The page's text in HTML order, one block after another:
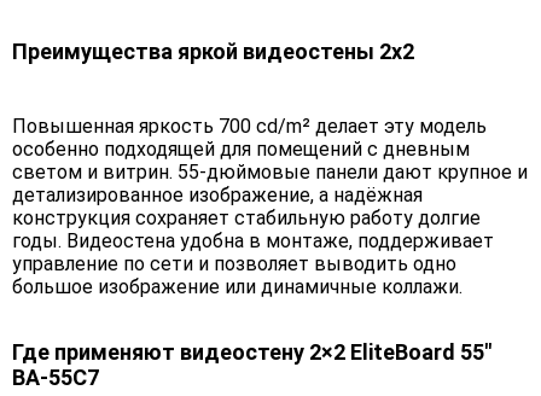
Преимущества яркой видеостены 2х2
Повышенная яркость 700 cd/m² делает эту модель
особенно подходящей для помещений с дневным
светом и витрин. 55-дюймовые панели дают крупное и
детализированное изображение, а надёжная
конструкция сохраняет стабильную работу долгие
годы. Видеостена удобна в монтаже, поддерживает
управление по сети и позволяет выводить одно
большое изображение или динамичные коллажи.
Где применяют видеостену 2×2 EliteBoard 55"
BA-55C7